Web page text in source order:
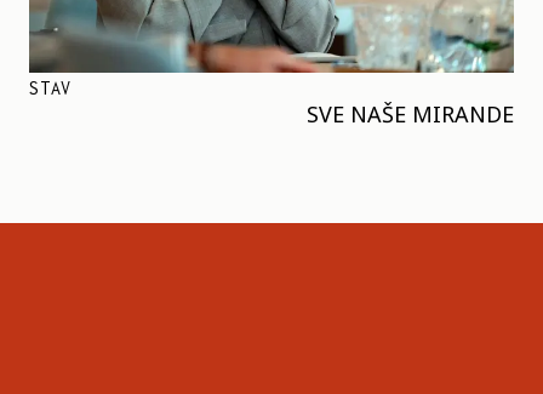
STAV
SVE NAŠE MIRANDE